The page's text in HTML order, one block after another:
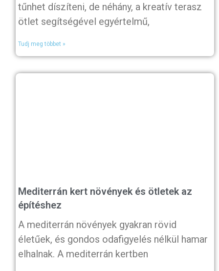
tűnhet díszíteni, de néhány, a kreatív terasz
ötlet segítségével egyértelmű,
Tudj meg többet »
Mediterrán kert növények és ötletek az
építéshez
A mediterrán növények gyakran rövid
életűek, és gondos odafigyelés nélkül hamar
elhalnak. A mediterrán kertben